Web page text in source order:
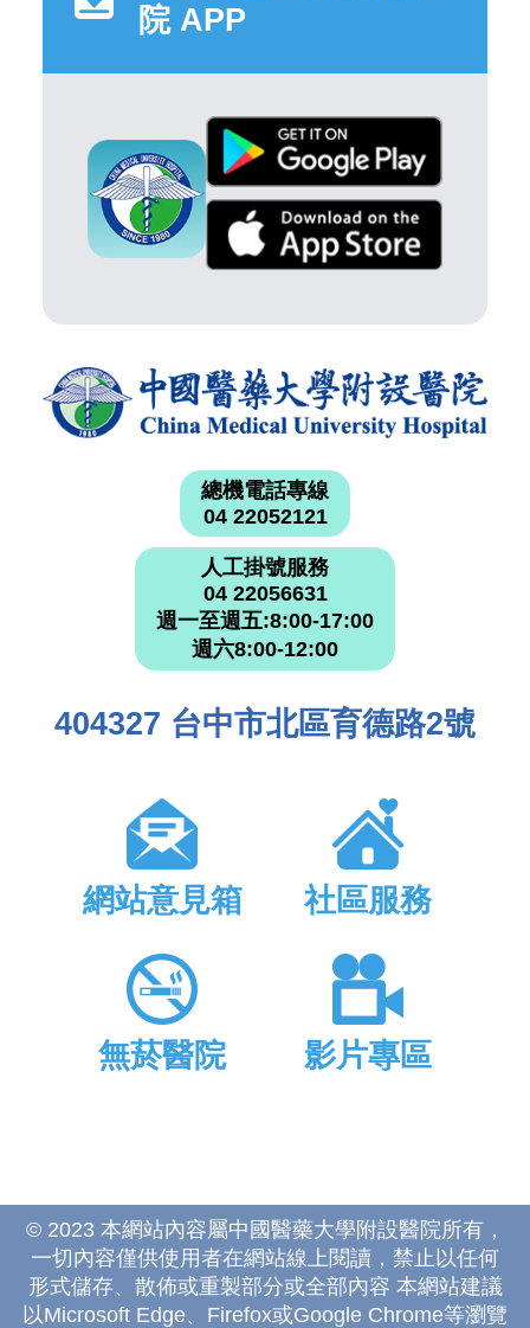
院 APP
總機電話專線
04 22052121
人工掛號服務
04 22056631
週一至週五:8:00-17:00
週六8:00-12:00
404327 台中市北區育德路2號
網站意見箱 社區服務
無菸醫院 影片專區
© 2023 本網站內容屬中國醫藥大學附設醫院所有，
一切內容僅供使用者在網站線上閱讀，禁止以任何
形式儲存、散佈或重製部分或全部內容 本網站建議
以Microsoft Edge、Firefox或Google Chrome等瀏覽